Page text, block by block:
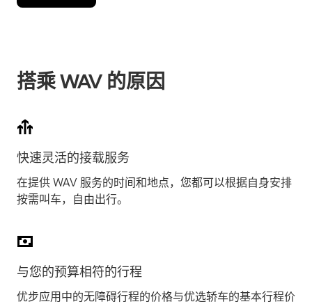
搭乘 WAV 的原因
快速灵活的接载服务
在提供 WAV 服务的时间和地点，您都可以根据自身安排
按需叫车，自由出行。
与您的预算相符的行程
优步应用中的无障碍行程的价格与优选轿车的基本行程价